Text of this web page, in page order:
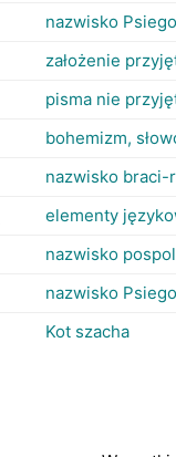
nazwisko
założenie
pisma nie
bohemizm,
nazwisko braci-
elementy
nazwisko
nazwisko
Kot szacha